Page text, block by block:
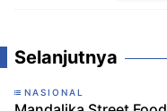
Selanjutnya
NASIONAL